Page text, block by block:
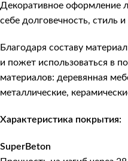
Декоративное оформление
себе долговечность, стиль
Благодаря составу
и пожет использоваться в
материалов: деревянная
металлические,
Характеристика покрытия:
SuperBeton